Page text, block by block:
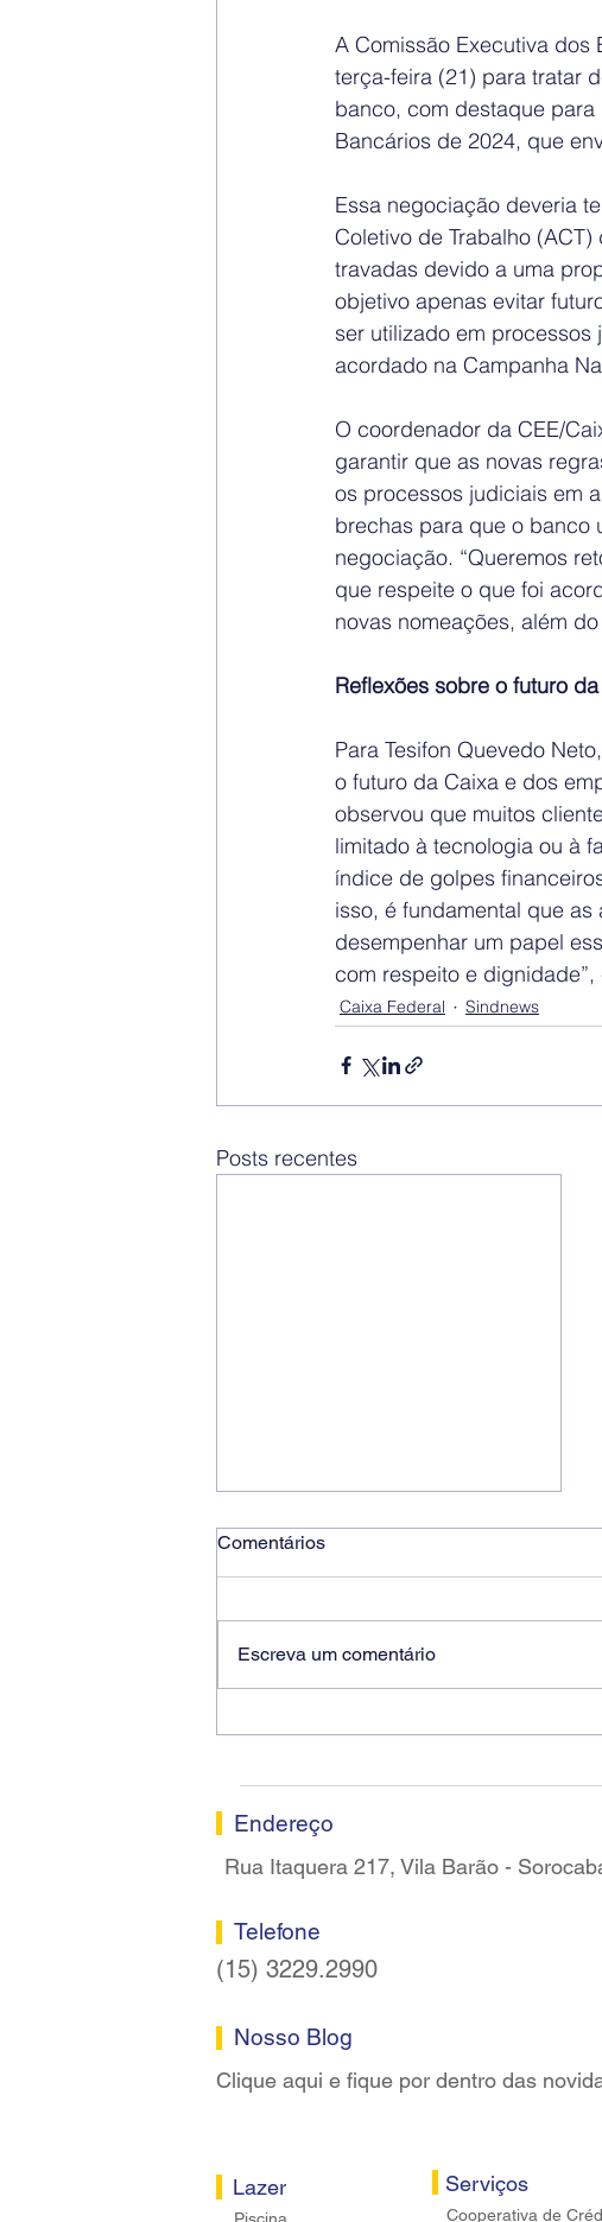
A Comissão Executiva dos
terça-feira (21) para tratar
banco, com destaque
Bancários de 2024, que
Essa negociação deveria
Coletivo de Trabalho
travadas devido a uma
objetivo apenas evitar
ser utilizado em
acordado na Campanha
O coordenador da CEE/
garantir que as novas
os processos judiciais em
brechas para que o banco
negociação. “Queremos
que respeite o que foi
novas nomeações, além
Reflexões sobre o futuro
Para Tesifon Quevedo
o futuro da Caixa e dos
observou que muitos
limitado à tecnologia ou à
índice de golpes
isso, é fundamental que
desempenhar um papel
com respeito e dignidade”,
Caixa Federal Sindnews
Posts recentes
Comentários
Escreva um comentário
Endereço
Rua Itaquera 217, Vila Barão -
Telefone
(15) 3229.2990
Nosso Blog
Clique aqui e fique por dentro das
Lazer Serviços
Cooperativa de